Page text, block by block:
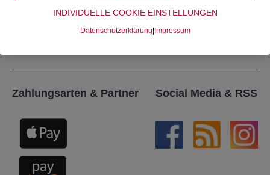
INDIVIDUELLE COOKIE EINSTELLUNGEN
Datenschutzerklärung|Impressum
Datenschutz
Zahlungsarten & Partner Social Media & RSS